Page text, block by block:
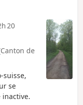
20
de
suisse,
se